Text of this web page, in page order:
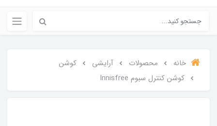
خانه محصولات آرایشی
کوشن
کوشن کنترل سبوم Innisfree